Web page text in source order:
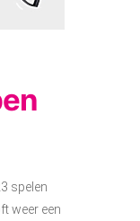
spelen
weer een